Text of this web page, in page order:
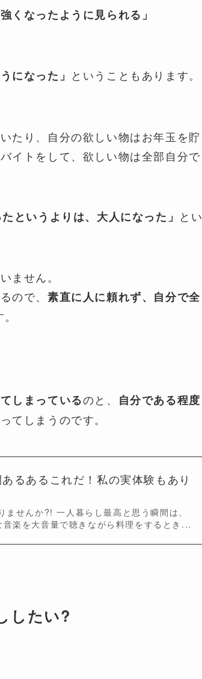
くなったように見られる」
になった」 ということもあります。
たり、自分の欲しい物はお年玉を貯
イトをして、欲しい物は全部自分で
というよりは、大人になった」 とい
ません。
ので、 素直に人に頼れず、自分で全
しまっているのと、 自分である程度
てしまうのです。
るあるこれだ！私の実体験もあり
せんか?! 一人暮らし最高と思う瞬間は、
楽を大音量で聴きながら料理をするとき...
したい?